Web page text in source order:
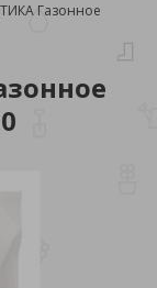
Газонное